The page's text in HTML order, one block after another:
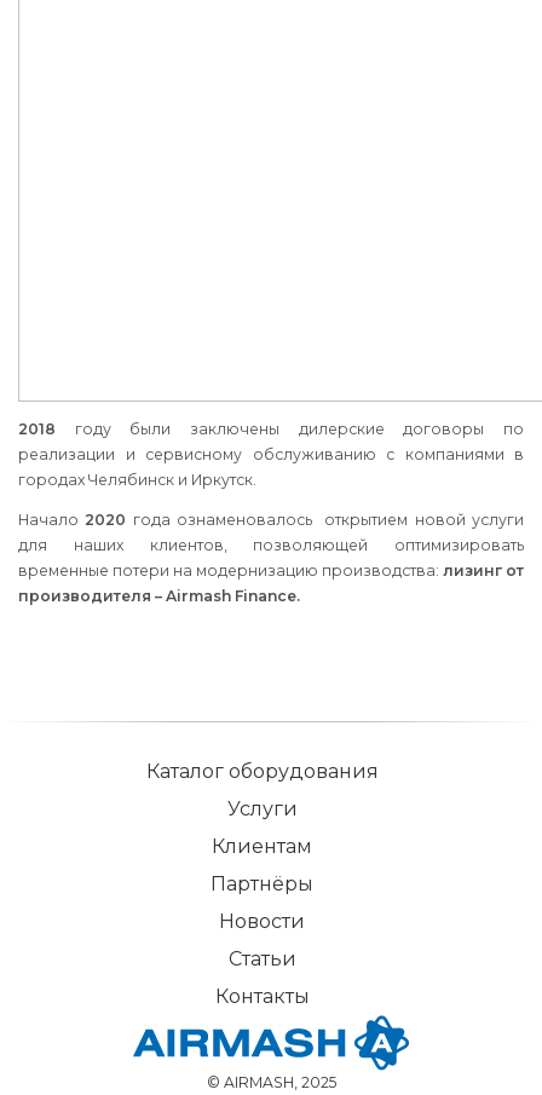
2018 году были заключены дилерские договоры по
реализации и сервисному обслуживанию с компаниями в
городах Челябинск и Иркутск.
Начало 2020 года ознаменовалось открытием новой услуги
для наших клиентов, позволяющей оптимизировать
временные потери на модернизацию производства: лизинг от
производителя – Airmash Finance.
© AIRMASH, 2025
Каталог оборудования
Услуги
Клиентам
Партнёры
Новости
Статьи
Контакты